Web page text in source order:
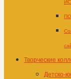
Творческие
Детско-